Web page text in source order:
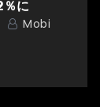
に
Mobi